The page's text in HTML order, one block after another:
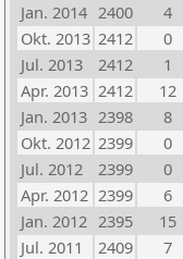
Jan. 2014 2400 4
Okt. 2013 2412 0
Jul. 2013
2412 1
Apr. 2013 2412 12
Jan. 2013 2398 8
Okt. 2012 2399 0
Jul. 2012
2399 0
Apr. 2012 2399 6
Jan. 2012 2395 15
Jul. 2011
2409 7